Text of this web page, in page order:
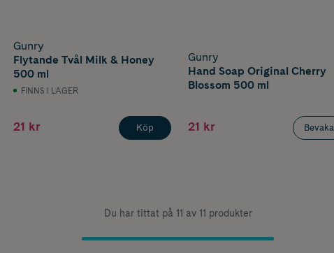
Gunry
Flytande Tvål Milk & Honey
500 ml
FINNS I LAGER
21 kr Köp
Gunry
Hand Soap Original Cherry
Blossom 500 ml
21 kr Bevaka
Du har tittat på 11 av 11 produkter